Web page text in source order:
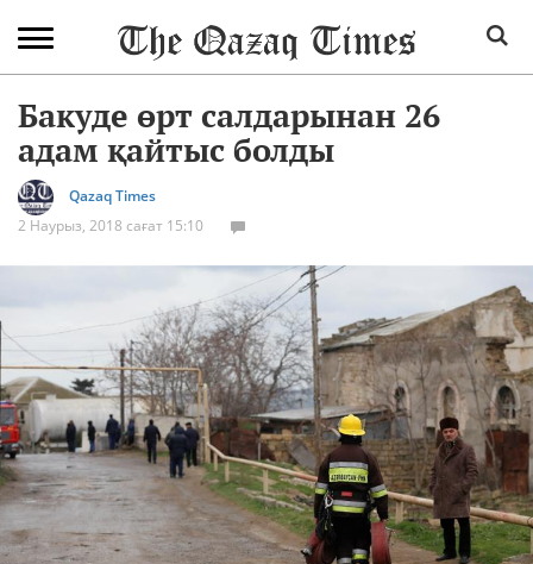
Бакуде өрт салдарынан 26
адам қайтыс болды
Qazaq Times
2 Наурыз, 2018 сағат 15:10